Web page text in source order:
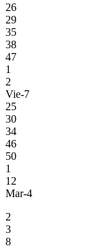
26
29
35
38
47
1
2
Vie-7
25
30
34
46
50
1
12
Mar-4
2
3
8